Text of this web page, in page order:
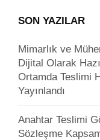
SON YAZILAR
Mimarlık ve
Dijital Olarak
Ortamda Teslimi
Yayınlandı
Anahtar Teslimi
Sözleşme